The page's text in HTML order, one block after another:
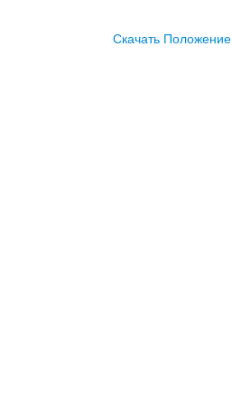
Скачать Положение